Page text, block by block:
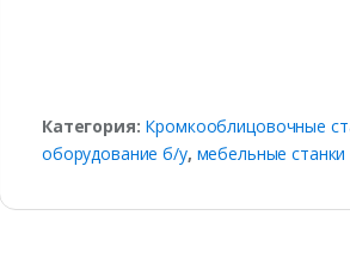
Категория: Кромкооблицовочные
оборудование б/у, мебельные станки